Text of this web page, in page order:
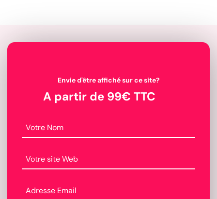
Envie d'être affiché sur ce site?
A partir de 99€ TTC